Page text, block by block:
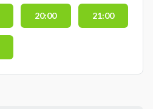
20:00 21:00